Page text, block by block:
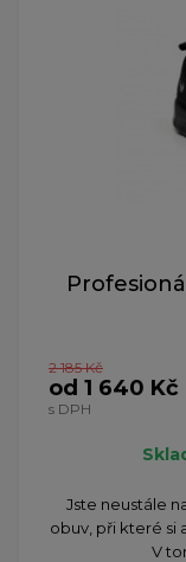
2 185 Kč
od 1 640 Kč
s DPH
Jste neustále
obuv, při které si
V